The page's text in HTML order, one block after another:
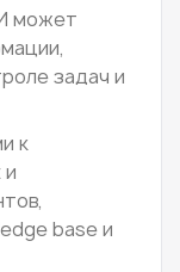
может
задач и
к
и
base и